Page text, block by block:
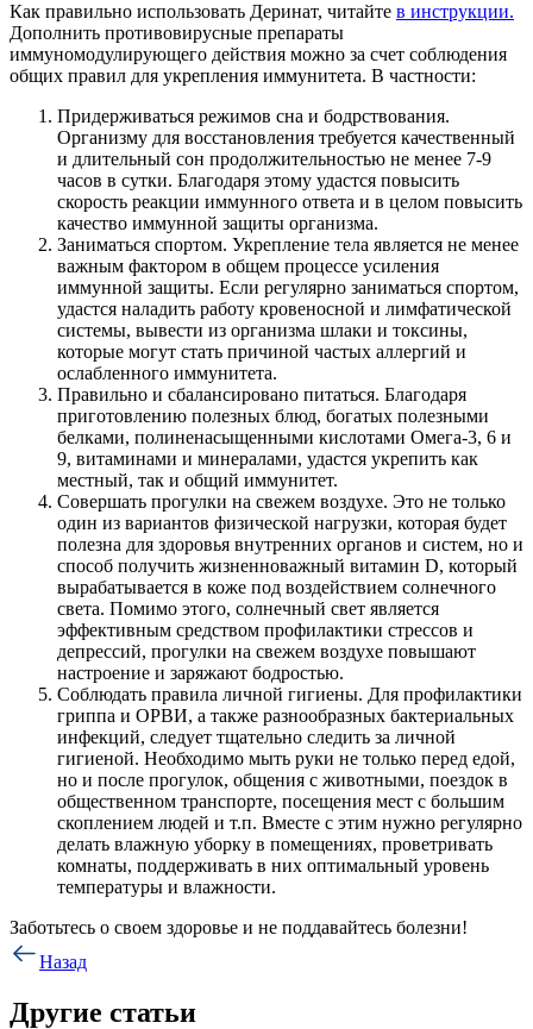
Как правильно использовать Деринат, читайте в инструкции.
Дополнить противовирусные препараты
иммуномодулирующего действия можно за счет соблюдения
общих правил для укрепления иммунитета. В частности:
Придерживаться режимов сна и бодрствования.
Организму для восстановления требуется качественный
и длительный сон продолжительностью не менее 7-9
часов в сутки. Благодаря этому удастся повысить
скорость реакции иммунного ответа и в целом повысить
качество иммунной защиты организма.
Заниматься спортом. Укрепление тела является не менее
важным фактором в общем процессе усиления
иммунной защиты. Если регулярно заниматься спортом,
удастся наладить работу кровеносной и лимфатической
системы, вывести из организма шлаки и токсины,
которые могут стать причиной частых аллергий и
ослабленного иммунитета.
Правильно и сбалансировано питаться. Благодаря
приготовлению полезных блюд, богатых полезными
белками, полиненасыщенными кислотами Омега-3, 6 и
9, витаминами и минералами, удастся укрепить как
местный, так и общий иммунитет.
Совершать прогулки на свежем воздухе. Это не только
один из вариантов физической нагрузки, которая будет
полезна для здоровья внутренних органов и систем, но и
способ получить жизненноважный витамин D, который
вырабатывается в коже под воздействием солнечного
света. Помимо этого, солнечный свет является
эффективным средством профилактики стрессов и
депрессий, прогулки на свежем воздухе повышают
настроение и заряжают бодростью.
Соблюдать правила личной гигиены. Для профилактики
гриппа и ОРВИ, а также разнообразных бактериальных
инфекций, следует тщательно следить за личной
гигиеной. Необходимо мыть руки не только перед едой,
но и после прогулок, общения с животными, поездок в
общественном транспорте, посещения мест с большим
скоплением людей и т.п. Вместе с этим нужно регулярно
делать влажную уборку в помещениях, проветривать
комнаты, поддерживать в них оптимальный уровень
температуры и влажности.
Заботьтесь о своем здоровье и не поддавайтесь болезни!
Назад
Другие статьи